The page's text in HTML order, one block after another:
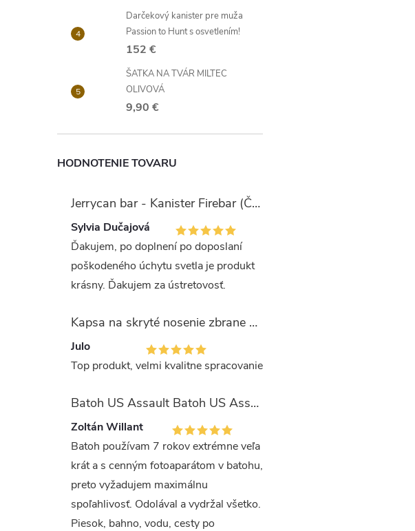
Darčekový kanister pre muža
Passion to Hunt s osvetlením!
152 €
ŠATKA NA TVÁR MILTEC
OLIVOVÁ
9,90 €
HODNOTENIE TOVARU
Jerrycan bar - Kanister Firebar (Červený)
Sylvia Dučajová
Ďakujem, po doplnení po doposlaní
poškodeného úchytu svetla je produkt
krásny. Ďakujem za ústretovosť.
Kapsa na skryté nosenie zbrane OLIVA (veľkosť Glock 17/19)
Julo
Top produkt, velmi kvalitne spracovanie
Batoh US Assault Batoh US Assault "LASER CUT" 36l MULTIT.
Zoltán Willant
Batoh používam 7 rokov extrémne veľa
krát a s cenným fotoaparátom v batohu,
preto vyžadujem maximálnu
spoľahlivosť. Odolával a vydržal všetko.
Piesok, bahno, vodu, cesty po